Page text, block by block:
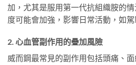
加，尤其是服用第一代抗組織胺的
度可能會加強，影響日常活動，如
2. 心血管副作用的疊加風險
威而鋼最常見的副作用包括頭痛、